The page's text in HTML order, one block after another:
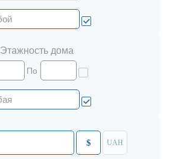
Этажность дома
По
$ UAH